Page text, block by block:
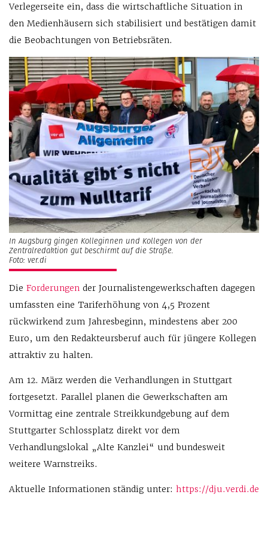
Verlegerseite ein, dass die wirtschaftliche Situation in
den Medienhäusern sich stabilisiert und bestätigen damit
die Beobachtungen von Betriebsräten.
In Augsburg gingen Kolleginnen und Kollegen von der
Zentralredaktion gut beschirmt auf die Straße.
Foto: ver.di
Die Forderungen der Journalistengewerkschaften dagegen
umfassten eine Tariferhöhung von 4,5 Prozent
rückwirkend zum Jahresbeginn, mindestens aber 200
Euro, um den Redakteursberuf auch für jüngere Kollegen
attraktiv zu halten.
Am 12. März werden die Verhandlungen in Stuttgart
fortgesetzt. Parallel planen die Gewerkschaften am
Vormittag eine zentrale Streikkundgebung auf dem
Stuttgarter Schlossplatz direkt vor dem
Verhandlungslokal „Alte Kanzlei“ und bundesweit
weitere Warnstreiks.
Aktuelle Informationen ständig unter: https://dju.verdi.de